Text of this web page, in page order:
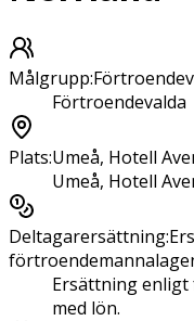
Målgrupp:
Förtroendevalda
Plats:Umeå, Hotell
Umeå, Hotell
Deltagarersättning:
Ersättning
med lön.